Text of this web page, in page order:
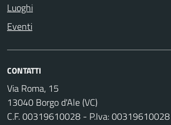
Luoghi
Eventi
CONTATTI
Via Roma, 15
13040 Borgo d'Ale (VC)
C.F. 00319610028 - P.Iva: 00319610028